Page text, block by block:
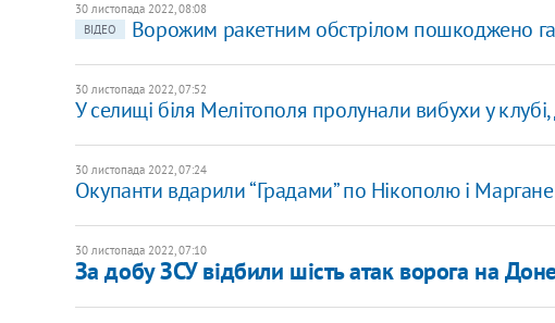
30 листопада 2022, 08:08
ВІДЕО
Ворожим ракетним обстрілом пошкоджено
30 листопада 2022, 07:52
У селищі біля Мелітополя пролунали вибухи у
30 листопада 2022, 07:24
Окупанти вдарили “Градами” по Нікополю і
30 листопада 2022, 07:10
​За добу ЗСУ відбили шість атак ворога на